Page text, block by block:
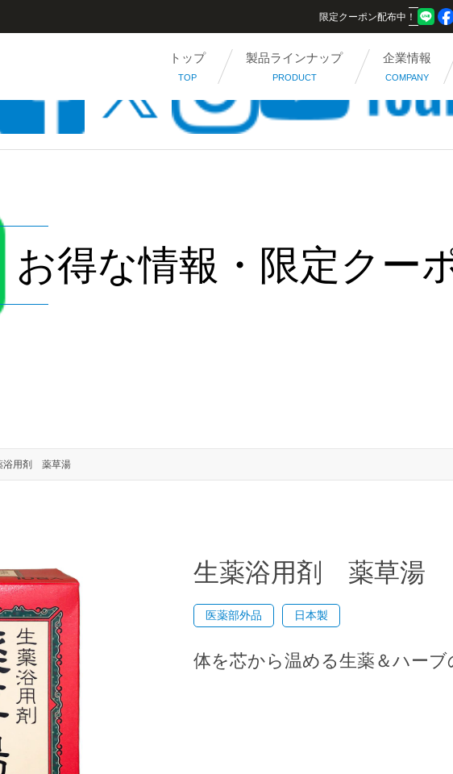
限定クーポン配布中！
トップ
TOP
製品ラインナップ
PRODUCT
企業情報
COMPANY
お得な情報・限定クー
浴用剤 薬草湯
生薬浴用剤 薬草湯
医薬部外品 日本製
体を芯から温める生薬＆ハーブ